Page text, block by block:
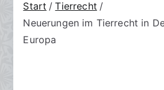
Start
Tierrecht
Neuerungen im Tierrecht in
Europa